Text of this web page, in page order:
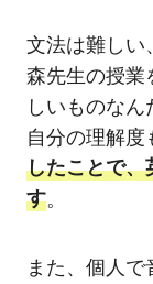
文法は難しい
森先生の授業
しいものなん
自分の理解度
したことで、
す。
また、個人